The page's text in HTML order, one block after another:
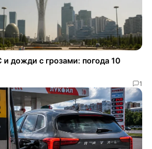
дожди с грозами: погода 10
1